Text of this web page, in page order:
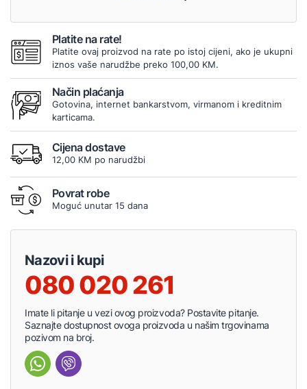
Platite na rate!
Platite ovaj proizvod na rate po istoj cijeni, ako je ukupni
iznos vaše narudžbe preko 100,00 KM.
Način plaćanja
Gotovina, internet bankarstvom, virmanom i kreditnim
karticama.
Cijena dostave
12,00 KM po narudžbi
Povrat robe
Moguć unutar 15 dana
Nazovi i kupi
080 020 261
Imate li pitanje u vezi ovog proizvoda? Postavite pitanje.
Saznajte dostupnost ovoga proizvoda u našim trgovinama
pozivom na broj.